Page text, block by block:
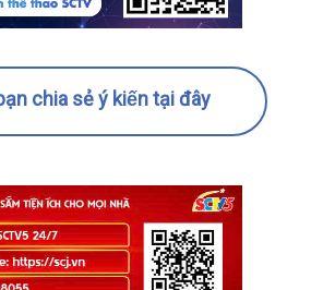
chia sẻ ý kiến tại đây